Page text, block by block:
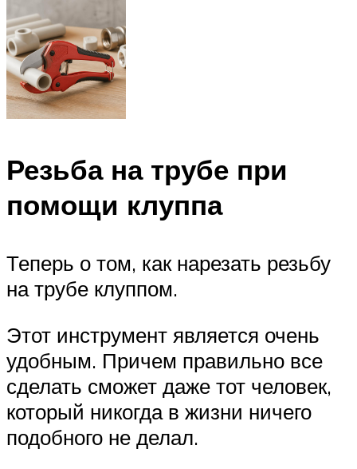
Резьба на трубе при
помощи клуппа
Теперь о том, как нарезать резьбу
на трубе клуппом.
Этот инструмент является очень
удобным. Причем правильно все
сделать сможет даже тот человек,
который никогда в жизни ничего
подобного не делал.